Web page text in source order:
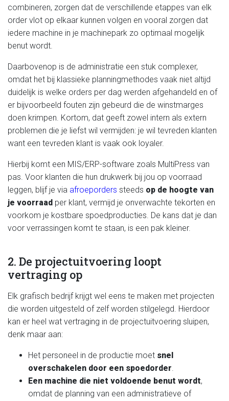
combineren, zorgen dat de verschillende etappes van elk
order vlot op elkaar kunnen volgen en vooral zorgen dat
iedere machine in je machinepark zo optimaal mogelijk
benut wordt.
Daarbovenop is de administratie een stuk complexer,
omdat het bij klassieke planningmethodes vaak niet altijd
duidelijk is welke orders per dag werden afgehandeld en of
er bijvoorbeeld fouten zijn gebeurd die de winstmarges
doen krimpen. Kortom, dat geeft zowel intern als extern
problemen die je liefst wil vermijden: je wil tevreden klanten
want een tevreden klant is vaak ook loyaler.
Hierbij komt een MIS/ERP-software zoals MultiPress van
pas. Voor klanten die hun drukwerk bij jou op voorraad
leggen, blijf je via afroeporders steeds op de hoogte van
je voorraad per klant, vermijd je onverwachte tekorten en
voorkom je kostbare spoedproducties. De kans dat je dan
voor verrassingen komt te staan, is een pak kleiner.
2. De projectuitvoering loopt
vertraging op
Elk grafisch bedrijf krijgt wel eens te maken met projecten
die worden uitgesteld of zelf worden stilgelegd. Hierdoor
kan er heel wat vertraging in de projectuitvoering sluipen,
denk maar aan:
Het personeel in de productie moet snel
overschakelen door een spoedorder.
Een machine die niet voldoende benut wordt,
omdat de planning van een administratieve of